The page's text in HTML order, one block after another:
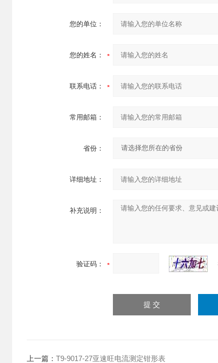
您的单位：
您的姓名：
联系电话：
常用邮箱：
省份：
详细地址：
补充说明：
验证码：
上一篇： T9-9017-27亚速旺电流测定钳形表